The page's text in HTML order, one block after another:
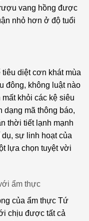
vang hồng được
nhỏ hơn ở độ tuổi
diệt cơn khát mùa
đông, không luật nào
khỏi các kệ siêu
dạng mã thông báo,
thời tiết lạnh mạnh
sự linh hoạt của
lựa chọn tuyệt vời
ẩm thực
của ẩm thực Tứ
chịu được tất cả